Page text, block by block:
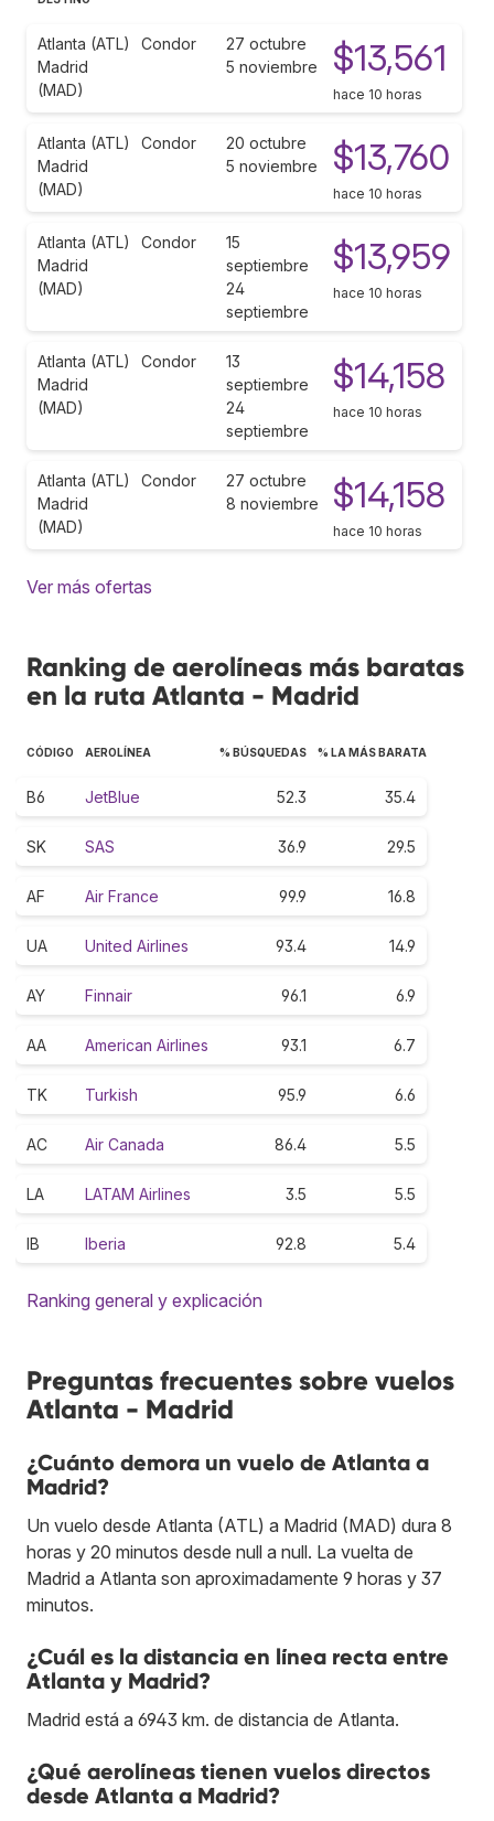
Atlanta (ATL)
Madrid
(MAD)
Condor
27 octubre
5 noviembre
$13,561
hace 10 horas
Atlanta (ATL)
Madrid
(MAD)
Condor
20 octubre
5 noviembre
$13,760
hace 10 horas
Atlanta (ATL)
Madrid
(MAD)
Condor
15
septiembre
24
septiembre
$13,959
hace 10 horas
Atlanta (ATL)
Madrid
(MAD)
Condor
13
septiembre
24
septiembre
$14,158
hace 10 horas
Atlanta (ATL)
Madrid
(MAD)
Condor
27 octubre
8 noviembre
$14,158
hace 10 horas
Ver más ofertas
Ranking de aerolíneas más baratas
en la ruta Atlanta - Madrid
CÓDIGO AEROLÍNEA % BÚSQUEDAS % LA MÁS BARATA
B6 JetBlue 52.3 35.4
SK SAS 36.9 29.5
AF Air France 99.9 16.8
UA United Airlines 93.4 14.9
AY Finnair 96.1 6.9
AA American Airlines 93.1 6.7
TK Turkish 95.9 6.6
AC Air Canada 86.4 5.5
LA LATAM Airlines 3.5 5.5
IB Iberia 92.8 5.4
Ranking general y explicación
Preguntas frecuentes sobre vuelos
Atlanta - Madrid
¿Cuánto demora un vuelo de Atlanta a
Madrid?
Un vuelo desde Atlanta (ATL) a Madrid (MAD) dura 8
horas y 20 minutos desde null a null. La vuelta de
Madrid a Atlanta son aproximadamente 9 horas y 37
minutos.
¿Cuál es la distancia en línea recta entre
Atlanta y Madrid?
Madrid está a 6943 km. de distancia de Atlanta.
¿Qué aerolíneas tienen vuelos directos
desde Atlanta a Madrid?